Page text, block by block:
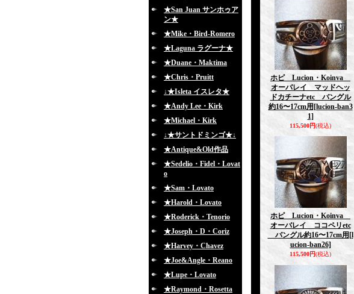
★San Juan サンホゥア
ン★
★Mike・Bird-Romero
★Laguna ラグーナ★
★Duane・Maktima
★Chris・Pruitt
↓★Isleta イスレタ★
★Andy Lee・Kirk
★Michael・Kirk
↓★サントドミンゴ★↓
★Antique&Old作品
★Sedelio・Fidel・Lovat
o
★Sam・Lovato
★Harold・Lovato
★Roderick・Tenorio
★Joseph・D・Coriz
★Harvey・Chavez
★Joe&Angle・Reano
★Lupe・Lovato
★Raymond・Rosetta
ホピ Lucion・Koinva
オーバレイ マッドヘッ
ドカチーナetc バングル
約16〜17cm用 [lucion-ban3
1]
115,500円(税込)
ホピ Lucion・Koinva
オーバレイ ココペリetc
バングル約16〜17cm用 [l
ucion-ban26]
115,500円(税込)